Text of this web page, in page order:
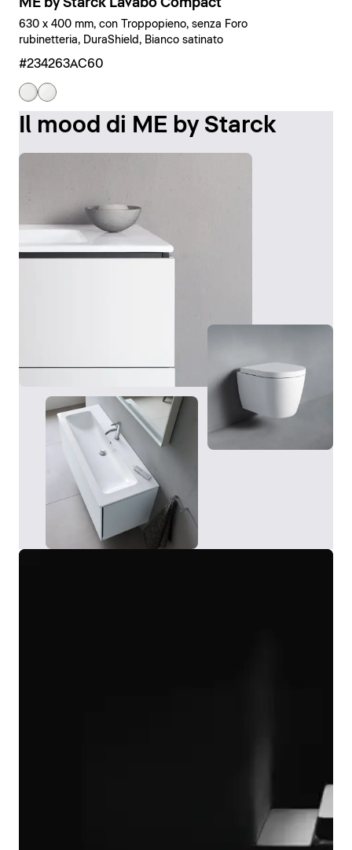
630 x 400 mm, con Troppopieno, senza Foro
rubinetteria, DuraShield, Bianco satinato
#234263AC60
Il mood di ME by Starck